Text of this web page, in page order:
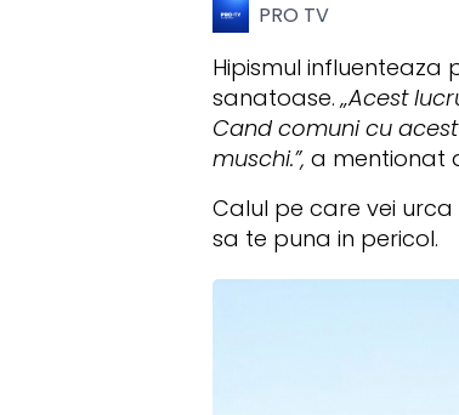
PRO TV
Hipismul
sanatoase.„Acest
Cand comuni cu
muschi.”, a mentionat
Calul pe care vei
sa te puna in pericol.